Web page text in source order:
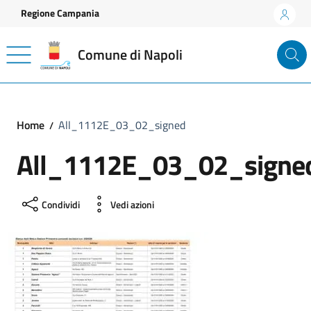
Vai ai contenuti
Vai al footer
Regione Campania
Comune di Napoli
Home All_1112E_03_02_signed
Condividi Vedi azioni